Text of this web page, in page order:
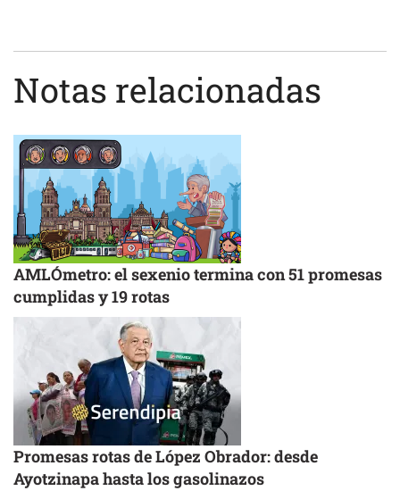
Notas relacionadas
AMLÓmetro: el sexenio termina con 51 promesas
cumplidas y 19 rotas
Promesas rotas de López Obrador: desde
Ayotzinapa hasta los gasolinazos